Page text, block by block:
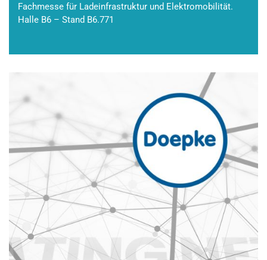
Fachmesse für Ladeinfrastruktur und Elektromobilität.
Halle B6 – Stand B6.771